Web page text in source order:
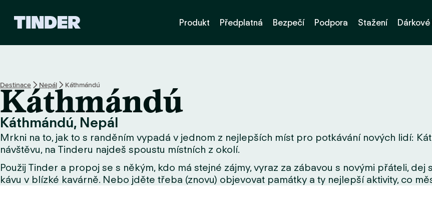
k
á
s
t
r
á
n
a
T
Produkt Předplatná Bezpečí Podpora Stažení
Destinace Nepál Káthmándú
Káthmándú
Káthmándú, Nepál
Mrkni na to, jak to s randěním vypadá v jednom z nejlepších míst pro potkávání nových lidí:
návštěvu, na Tinderu najdeš spoustu místních z okolí.
Použij Tinder a propoj se s někým, kdo má stejné zájmy, vyraz za zábavou s novými přáteli,
kávu v blízké kavárně. Nebo jděte třeba (znovu) objevovat památky a ty nejlepší aktivity, co